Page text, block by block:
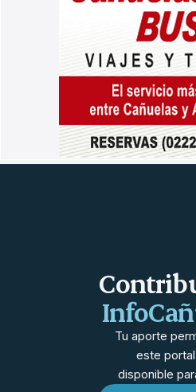
Tu aporte
este
disponible